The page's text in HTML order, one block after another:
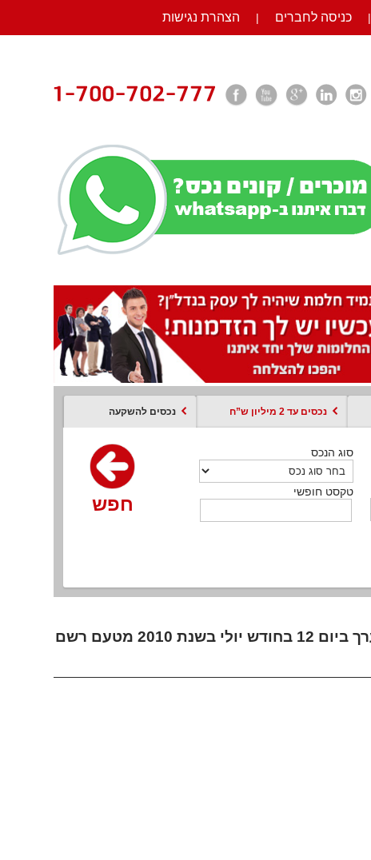
| כניסה לחברים | הצהרת נגישות
נכסים עד 2 מיליון ש”ח נכסים להשקעה
סוג הנכס
טקסט חופשי
חפש
סוג הנכס
טקסט חופשי
חפש
סוג הנכס
טקסט חופשי
חפש
סוג עסקה
טקסט חופשי
חפש חפש
סוג הנכס
חפש
טקסט חופשי
חפש
תשובות מבחן תיווך 12.7.2010 עבור מבחן המתווכים שנערך ביום 12 בחודש יולי בשנת 2010 מטעם רשם